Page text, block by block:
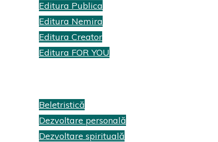
Editura Publica
Editura Nemira
Editura Creator
Editura FOR YOU
Beletristică
Dezvoltare personală
Dezvoltare spirituală